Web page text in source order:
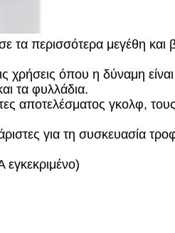
σε τα περισσότερα μεγέθη
χρήσεις όπου η δύναμη
τα φυλλάδια.
αποτελέσματος γκολφ,
για τη συσκευασία